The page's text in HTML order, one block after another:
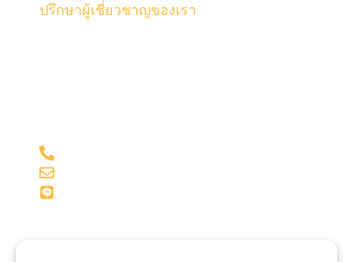
ปรึกษาผู้เชี่ยวชาญของเรา